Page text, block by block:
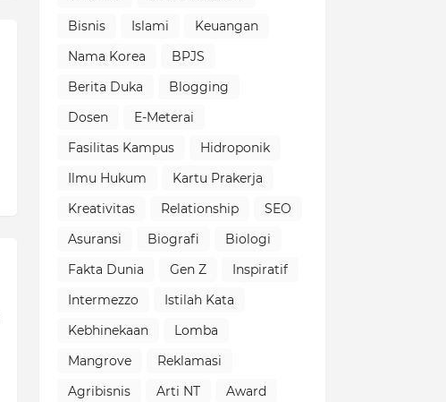
Bisnis
Islami
Keuangan
Nama Korea
BPJS
Berita Duka
Blogging
Dosen
E-Meterai
Fasilitas Kampus
Hidroponik
Ilmu Hukum
Kartu Prakerja
Kreativitas
Relationship
SEO
Asuransi
Biografi
Biologi
Fakta Dunia
Gen Z
Inspiratif
Intermezzo
Istilah Kata
Kebhinekaan
Lomba
Mangrove
Reklamasi
Agribisnis
Arti NT
Award